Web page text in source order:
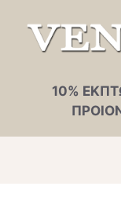
10%